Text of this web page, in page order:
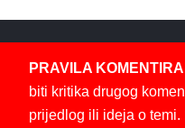
PRAVILA
biti kritika drugog
prijedlog ili ideja o temi.